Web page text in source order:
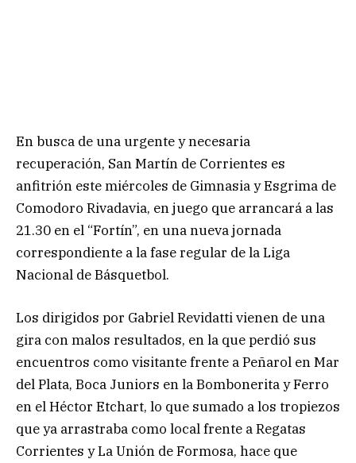
En busca de una urgente y necesaria
recuperación, San Martín de Corrientes es
anfitrión este miércoles de Gimnasia y Esgrima de
Comodoro Rivadavia, en juego que arrancará a las
21.30 en el “Fortín”, en una nueva jornada
correspondiente a la fase regular de la Liga
Nacional de Básquetbol.
Los dirigidos por Gabriel Revidatti vienen de una
gira con malos resultados, en la que perdió sus
encuentros como visitante frente a Peñarol en Mar
del Plata, Boca Juniors en la Bombonerita y Ferro
en el Héctor Etchart, lo que sumado a los tropiezos
que ya arrastraba como local frente a Regatas
Corrientes y La Unión de Formosa, hace que